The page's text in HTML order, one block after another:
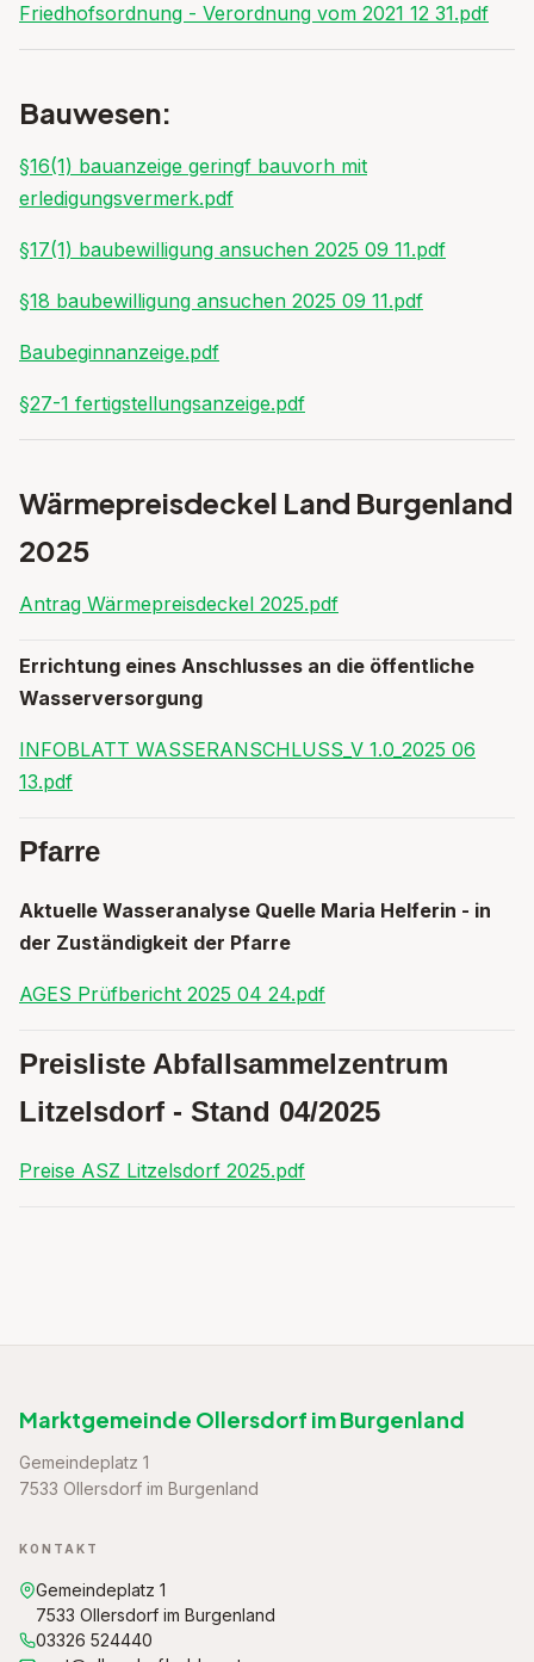
Friedhofsordnung - Verordnung vom 2021 12 31.pdf
Bauwesen:
§16(1) bauanzeige geringf bauvorh mit
erledigungsvermerk.pdf
§17(1) baubewilligung ansuchen 2025 09 11.pdf
§18 baubewilligung ansuchen 2025 09 11.pdf
Baubeginnanzeige.pdf
§27-1 fertigstellungsanzeige.pdf
Wärmepreisdeckel Land Burgenland
2025
Antrag Wärmepreisdeckel 2025.pdf
Errichtung eines Anschlusses an die öffentliche
Wasserversorgung
INFOBLATT WASSERANSCHLUSS_V 1.0_2025 06
13.pdf
Pfarre
Aktuelle Wasseranalyse Quelle Maria Helferin - in
der Zuständigkeit der Pfarre
AGES Prüfbericht 2025 04 24.pdf
Preisliste Abfallsammelzentrum
Litzelsdorf - Stand 04/2025
Preise ASZ Litzelsdorf 2025.pdf
Marktgemeinde Ollersdorf im Burgenland
Gemeindeplatz 1
7533 Ollersdorf im Burgenland
KONTAKT
Gemeindeplatz 1
7533 Ollersdorf im Burgenland
03326 524440